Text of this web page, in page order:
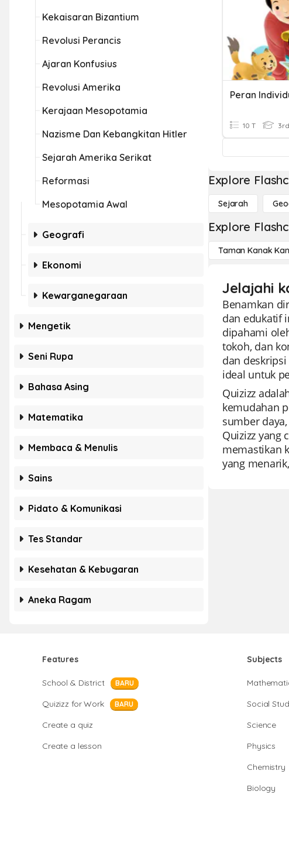
Kekaisaran Bizantium
Revolusi Perancis
Ajaran Konfusius
Revolusi Amerika
Kerajaan Mesopotamia
Nazisme Dan Kebangkitan Hitler
Sejarah Amerika Serikat
Reformasi
Mesopotamia Awal
Geografi
Ekonomi
Kewarganegaraan
Mengetik
Seni Rupa
Bahasa Asing
Matematika
Membaca & Menulis
Sains
Pidato & Komunikasi
Tes Standar
Kesehatan & Kebugaran
Aneka Ragam
Peran
10 T 3rd
Explore
Sejarah
Explore
Taman Kanak
Jelajahi
Benamkan
dan edukatif
dipahami
tokoh, dan
dan
ideal untuk
Quizizz
kemudahan
sumber
Quizizz yang
memastikan
yang
Features
School & District BARU
Quizizz for Work BARU
Create a quiz
Create a lesson
Subjects
Social
Science
Physics
Chemistry
Biology